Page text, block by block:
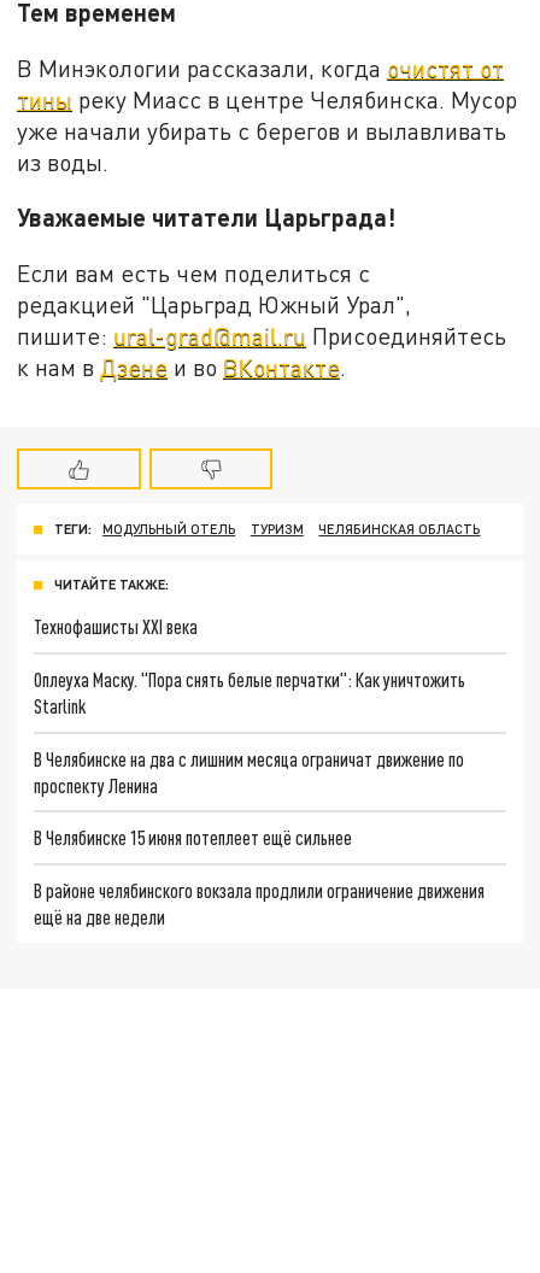
Тем временем
В Минэкологии рассказали, когда очистят от
тины реку Миасс в центре Челябинска. Мусор
уже начали убирать с берегов и вылавливать
из воды.
Уважаемые читатели Царьграда!
Если вам есть чем поделиться с
редакцией "Царьград Южный Урал",
пишите: ural-grad@mail.ru Присоединяйтесь
к нам в Дзене и во ВКонтакте.
ТЕГИ: МОДУЛЬНЫЙ ОТЕЛЬ ТУРИЗМ ЧЕЛЯБИНСКАЯ ОБЛАСТЬ
ЧИТАЙТЕ ТАКЖЕ:
Технофашисты XXI века
Оплеуха Маску. "Пора снять белые перчатки": Как уничтожить
Starlink
В Челябинске на два с лишним месяца ограничат движение по
проспекту Ленина
В Челябинске 15 июня потеплеет ещё сильнее
В районе челябинского вокзала продлили ограничение движения
ещё на две недели